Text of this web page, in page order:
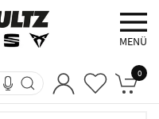
MENÜ
0